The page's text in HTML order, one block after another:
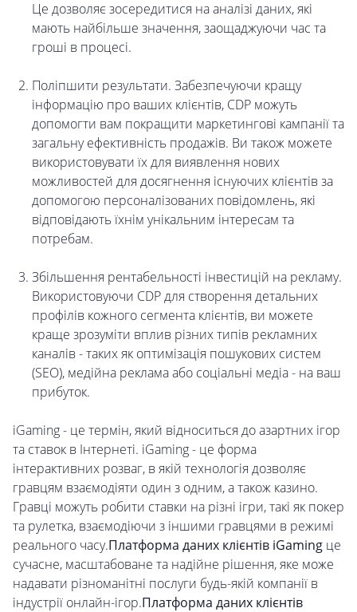
Це дозволяє зосередитися на аналізі даних, які
мають найбільше значення, заощаджуючи час та
гроші в процесі.
Поліпшити результати. Забезпечуючи кращу
інформацію про ваших клієнтів, CDP можуть
допомогти вам покращити маркетингові кампанії та
загальну ефективність продажів. Ви також можете
використовувати їх для виявлення нових
можливостей для досягнення існуючих клієнтів за
допомогою персоналізованих повідомлень, які
відповідають їхнім унікальним інтересам та
потребам.
Збільшення рентабельності інвестицій на рекламу.
Використовуючи CDP для створення детальних
профілів кожного сегмента клієнтів, ви можете
краще зрозуміти вплив різних типів рекламних
каналів - таких як оптимізація пошукових систем
(SEO), медійна реклама або соціальні медіа - на ваш
прибуток.
iGaming - це термін, який відноситься до азартних ігор
та ставок в Інтернеті. iGaming - це форма
інтерактивних розваг, в якій технологія дозволяє
гравцям взаємодіяти один з одним, а також казино.
Гравці можуть робити ставки на різні ігри, такі як покер
та рулетка, взаємодіючи з іншими гравцями в режимі
реального часу.Платформа даних клієнтів iGaming це
сучасне, масштабоване та надійне рішення, яке може
надавати різноманітні послуги будь-якій компанії в
індустрії онлайн-ігор.Платформа даних клієнтів